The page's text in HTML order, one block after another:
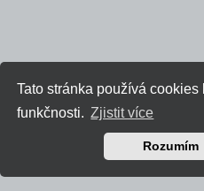
Tato stránka používá
funkčnosti. Zjistit více
Rozumím